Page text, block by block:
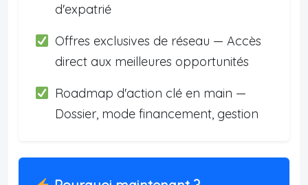
d'expatrié
Offres exclusives de réseau — Accès
direct aux meilleures opportunités
Roadmap d'action clé en main —
Dossier, mode financement, gestion